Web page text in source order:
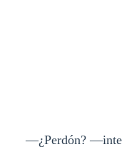
—¿Perdón?